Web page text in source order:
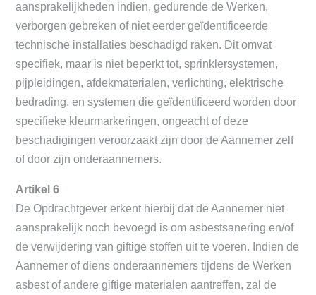
aansprakelijkheden indien, gedurende de Werken,
verborgen gebreken of niet eerder geïdentificeerde
technische installaties beschadigd raken. Dit omvat
specifiek, maar is niet beperkt tot, sprinklersystemen,
pijpleidingen, afdekmaterialen, verlichting, elektrische
bedrading, en systemen die geïdentificeerd worden door
specifieke kleurmarkeringen, ongeacht of deze
beschadigingen veroorzaakt zijn door de Aannemer zelf
of door zijn onderaannemers.
Artikel 6
De Opdrachtgever erkent hierbij dat de Aannemer niet
aansprakelijk noch bevoegd is om asbestsanering en/of
de verwijdering van giftige stoffen uit te voeren. Indien de
Aannemer of diens onderaannemers tijdens de Werken
asbest of andere giftige materialen aantreffen, zal de